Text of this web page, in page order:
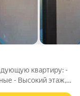
квартиру: -
- Высокий этаж,